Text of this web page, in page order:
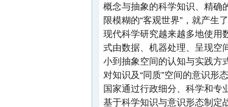
概念与抽象的科学知识、精确
限模糊的“客观世界”，就产生
现代科学研究越来越多地使用
式由数据、机器处理、呈现空
小到抽象空间的认知与实践方
对知识及“同质”空间的意识形
国家通过行政细分、科学和专
基于科学知识与意识形态制定